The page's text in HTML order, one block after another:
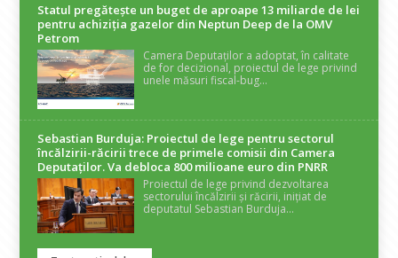
Statul pregătește un buget de aproape 13 miliarde de lei
pentru achiziția gazelor din Neptun Deep de la OMV
Petrom
Camera Deputaților a adoptat, în calitate
de for decizional, proiectul de lege privind
unele măsuri fiscal-bug...
Sebastian Burduja: Proiectul de lege pentru sectorul
încălzirii-răcirii trece de primele comisii din Camera
Deputaților. Va debloca 800 milioane euro din PNRR
Proiectul de lege privind dezvoltarea
sectorului încălzirii și răcirii, inițiat de
deputatul Sebastian Burduja...